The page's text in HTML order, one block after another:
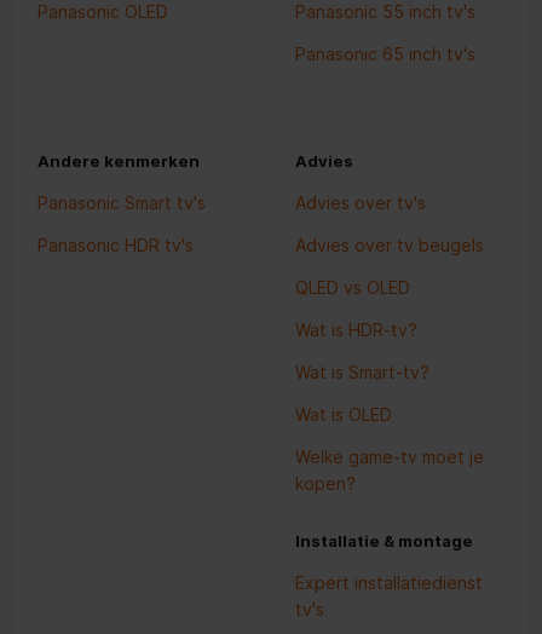
Panasonic OLED Panasonic 55 inch tv's
Panasonic 65 inch tv's
Andere kenmerken
Panasonic Smart tv's
Panasonic HDR tv's
Advies
Advies over tv's
Advies over tv beugels
QLED vs OLED
Wat is HDR-tv?
Wat is Smart-tv?
Wat is OLED
Welke game-tv moet je
kopen?
Installatie & montage
Expert installatiedienst
tv's